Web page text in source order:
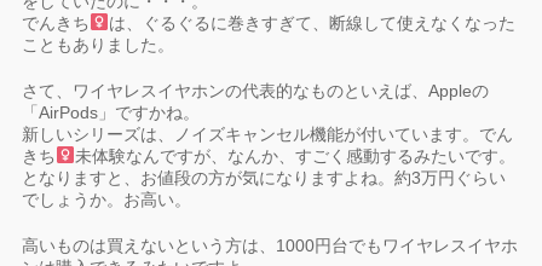
でんきち
は、ぐるぐるに巻きすぎて、断線して使えなくなった
こともありました。
さて、ワイヤレスイヤホンの代表的なものといえば、Appleの
「AirPods」ですかね。
新しいシリーズは、ノイズキャンセル機能が付いています。でん
きち
未体験なんですが、なんか、すごく感動するみたいです。
となりますと、お値段の方が気になりますよね。約3万円ぐらい
でしょうか。お高い。
高いものは買えないという方は、1000円台でもワイヤレスイヤホ